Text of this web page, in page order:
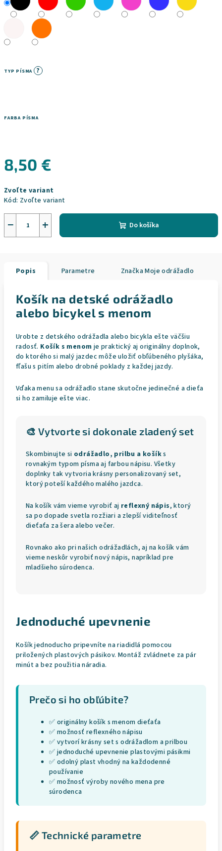
TYP PÍSMA ?
FARBA PÍSMA
8,50 €
cena:
Zvoľte variant
Kód: Zvoľte variant
+
− Do košíka
Popis Parametre ZnačkaMoje odrážadlo
Košík na detské odrážadlo
alebo bicykel s menom
Urobte z detského odrážadla alebo bicykla ešte väčšiu
radosť. Košík s menom je praktický aj originálny doplnok,
do ktorého si malý jazdec môže uložiť obľúbeného plyšáka,
fľašu s pitím alebo drobné poklady z každej jazdy.
Vďaka menu sa odrážadlo stane skutočne jedinečné a dieťa
si ho zamiluje ešte viac.
🎨 Vytvorte si dokonale zladený set
Skombinujte si odrážadlo, prilbu a košíks
rovnakým typom písma aj farbou nápisu. Všetky
doplnky tak vytvoria krásny personalizovaný set,
ktorý poteší každého malého jazdca.
Na košík vám vieme vyrobiť aj reflexný nápis, ktorý
sa po dopade svetla rozžiari a zlepší viditeľnosť
dieťaťa za šera alebo večer.
Rovnako ako pri našich odrážadlách, aj na košík vám
vieme neskôr vyrobiť nový nápis, napríklad pre
mladšieho súrodenca.
Jednoduché upevnenie
Košík jednoducho pripevníte na riadidlá pomocou
priložených plastových pásikov. Montáž zvládnete za pár
minút a bez použitia náradia.
Prečo si ho obľúbite?
✅ originálny košík s menom dieťaťa
✅ možnosť reflexného nápisu
✅ vytvorí krásny set s odrážadlom a prilbou
✅ jednoduché upevnenie plastovými pásikmi
✅ odolný plast vhodný na každodenné
používanie
✅ možnosť výroby nového mena pre
súrodenca
📏 Technické parametre